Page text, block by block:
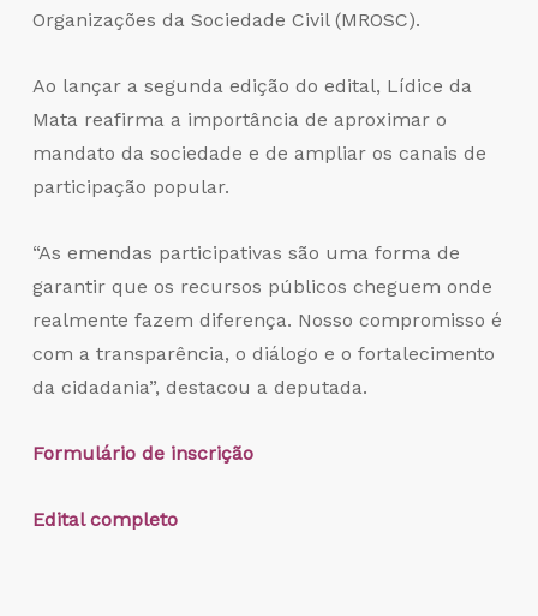
Organizações da Sociedade Civil (MROSC).
Ao lançar a segunda edição do edital, Lídice da
Mata reafirma a importância de aproximar o
mandato da sociedade e de ampliar os canais de
participação popular.
“As emendas participativas são uma forma de
garantir que os recursos públicos cheguem onde
realmente fazem diferença. Nosso compromisso é
com a transparência, o diálogo e o fortalecimento
da cidadania”, destacou a deputada.
Formulário de inscrição
Edital completo